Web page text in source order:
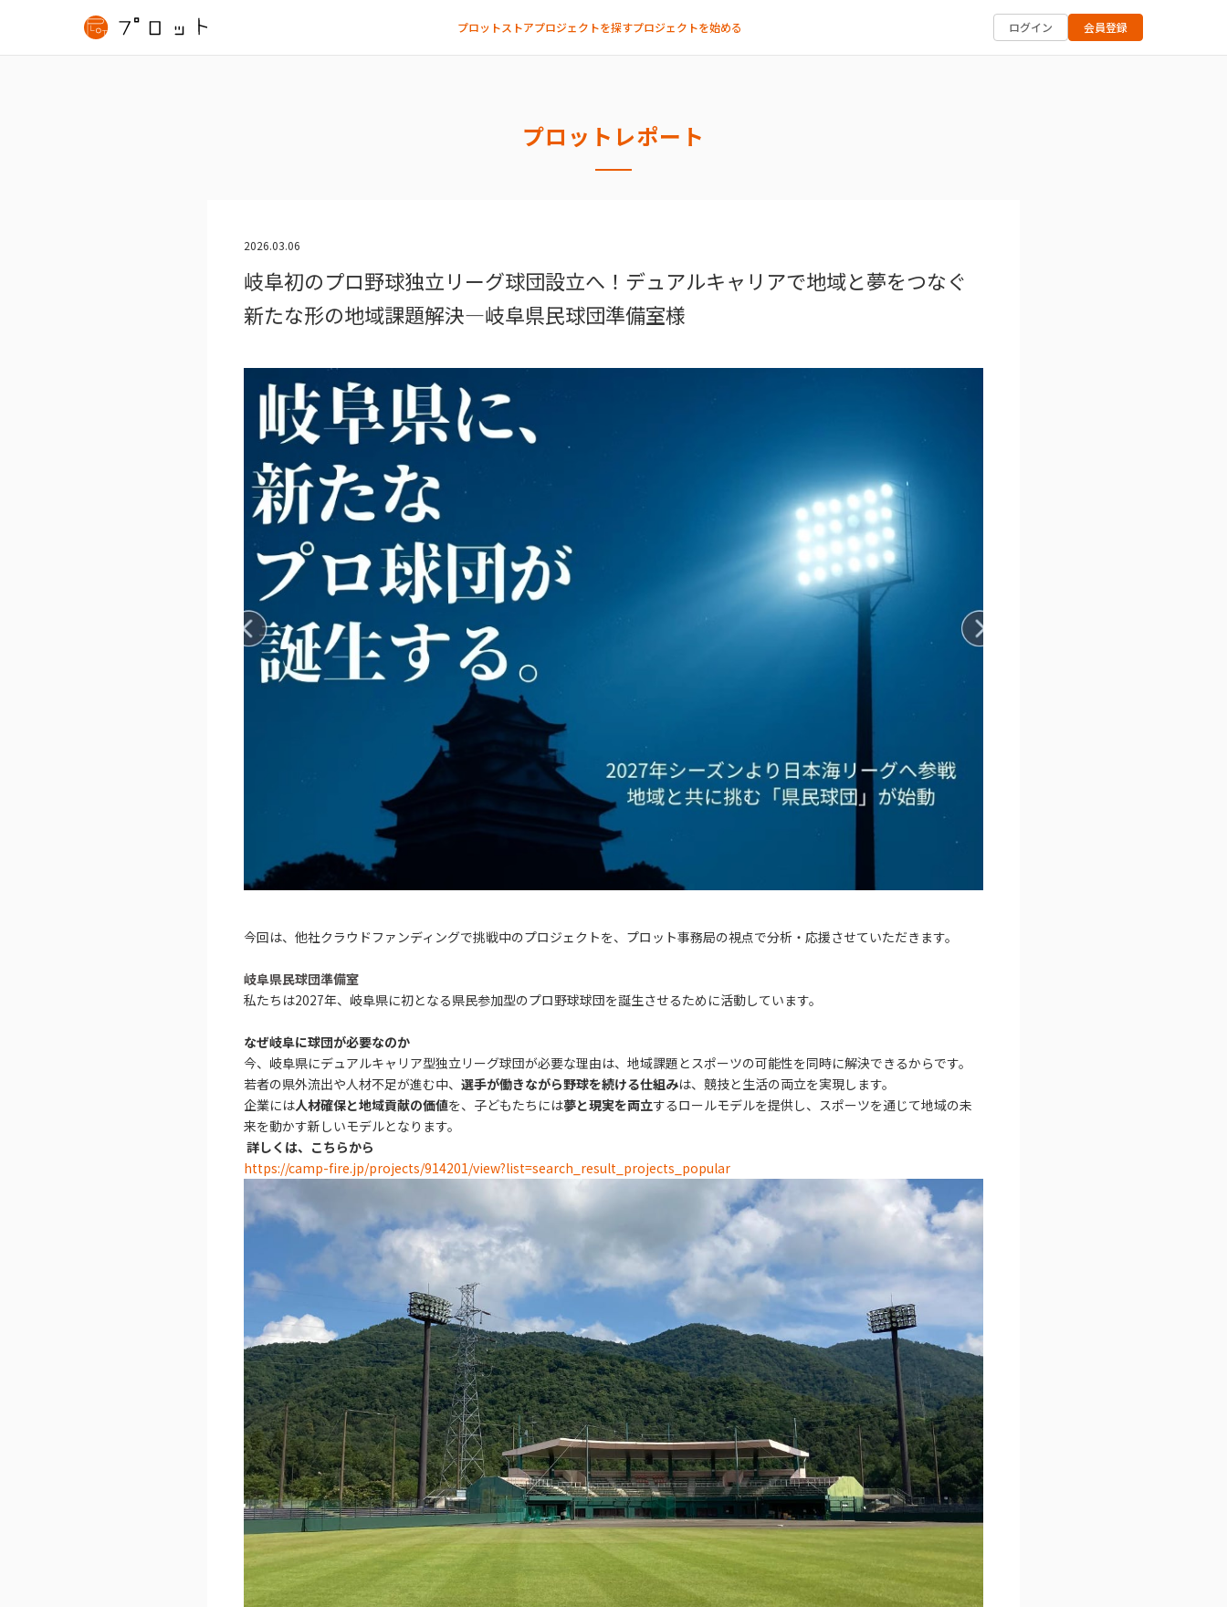
プロットストアプロジェクトを探すプロジェクトを始める ログイン 会員登録
プロットレポート
2026.03.06
岐阜初のプロ野球独立リーグ球団設立へ！デュアルキャリアで地域と夢をつなぐ
新たな形の地域課題解決―岐阜県民球団準備室様
今回は、他社クラウドファンディングで挑戦中のプロジェクトを、プロット事務局の視点で分析・応援させていただきます。
岐阜県民球団準備室
私たちは2027年、岐阜県に初となる県民参加型のプロ野球球団を誕生させるために活動しています。
なぜ岐阜に球団が必要なのか
今、岐阜県にデュアルキャリア型独立リーグ球団が必要な理由は、地域課題とスポーツの可能性を同時に解決できるからです。
若者の県外流出や人材不足が進む中、 選手が働きながら野球を続ける仕組みは、競技と生活の両立を実現します。
企業には人材確保と地域貢献の価値を、子どもたちには夢と現実を両立するロールモデルを提供し、スポーツを通じて地域の未
来を動かす新しいモデルとなります。
詳しくは、こちらから
https://camp-fire.jp/projects/914201/view?list=search_result_projects_popular